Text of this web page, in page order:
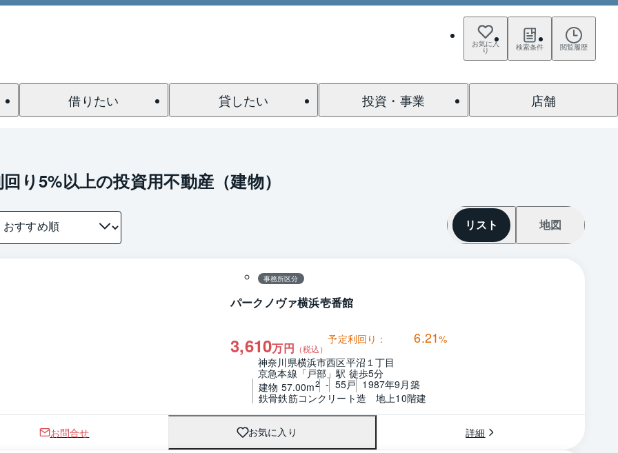
お気に入
り 検索条件 閲覧履歴
借りたい 貸したい 投資・事業 店舗
り5%以上の投資用不動産（建物）
リスト 地図
1 / 0
事務所区分
パークノヴァ横浜壱番館
3,610万円 （税込）
予定利回り： 6.21%
神奈川県横浜市西区平沼１丁目
京急本線「戸部」駅 徒歩5分
建物 57.00m2 - 55戸 1987年9月築
鉄骨鉄筋コンクリート造　地上10階建
お問合せ お気に入り 詳細